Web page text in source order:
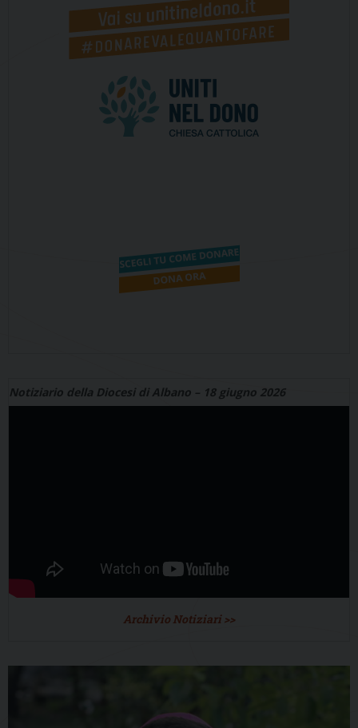
Notiziario della Diocesi di Albano – 18 giugno 2026
Archivio Notiziari >>